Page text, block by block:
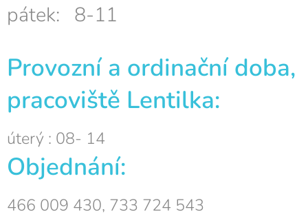
pátek: 8-11
Provozní a ordinační doba,
pracoviště Lentilka:
úterý : 08- 14
Objednání:
466 009 430, 733 724 543